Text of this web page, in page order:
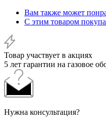
Вам также может
С этим товаром
Товар участвует в акциях
5 лет гарантии на газовое
Нужна консультация?